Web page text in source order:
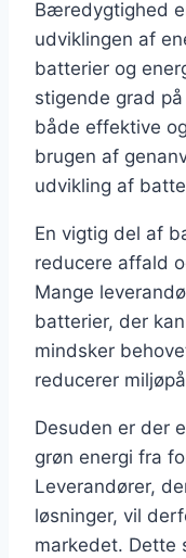
Bæredygtighed
udviklingen af
batterier og
stigende grad
både effektive
brugen af
udvikling af
En vigtig del af
reducere affald
Mange
batterier, der
mindsker
reducerer
Desuden er der
grøn energi fra
Leverandører,
løsninger, vil
markedet. Dette